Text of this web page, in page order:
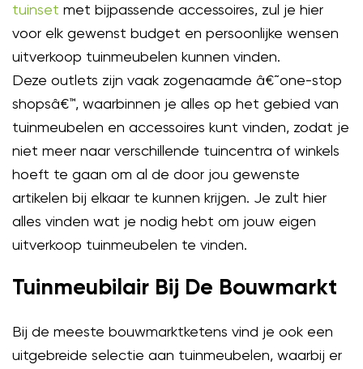
tuinset met bijpassende accessoires, zul je hier
voor elk gewenst budget en persoonlijke wensen
uitverkoop tuinmeubelen kunnen vinden.
Deze outlets zijn vaak zogenaamde â€˜one-stop
shopsâ€™, waarbinnen je alles op het gebied van
tuinmeubelen en accessoires kunt vinden, zodat je
niet meer naar verschillende tuincentra of winkels
hoeft te gaan om al de door jou gewenste
artikelen bij elkaar te kunnen krijgen. Je zult hier
alles vinden wat je nodig hebt om jouw eigen
uitverkoop tuinmeubelen te vinden.
Tuinmeubilair Bij De Bouwmarkt
Bij de meeste bouwmarktketens vind je ook een
uitgebreide selectie aan tuinmeubelen, waarbij er